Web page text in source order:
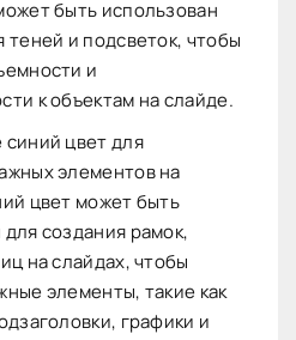
быть использован
теней и подсветок, чтобы
и
к объектам на слайде.
синий цвет для
элементов на
цвет может быть
создания рамок,
на слайдах, чтобы
элементы, такие как
графики и